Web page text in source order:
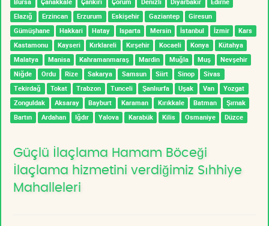
Elazığ
Erzincan Erzurum Eskişehir Gaziantep
Giresun
Gümüşhane
Hakkari Hatay Isparta Mersin İstanbul İzmir
Kars
Kastamonu
Kayseri Kırklareli Kırşehir Kocaeli Konya
Kütahya
Malatya
Manisa Kahramanmaraş Mardin Muğla Muş
Nevşehir
Niğde
Ordu Rize Sakarya Samsun Siirt Sinop
Sivas
Tekirdağ
Tokat Trabzon Tunceli Şanlıurfa Uşak Van
Yozgat
Zonguldak
Aksaray Bayburt Karaman Kırıkkale Batman
Şırnak
Bartın
Ardahan Iğdır Yalova Karabük Kilis Osmaniye Düzce
Güçlü İlaçlama Hamam Böceği
İlaçlama hizmetini verdiğimiz Sıhhiye
Mahalleleri